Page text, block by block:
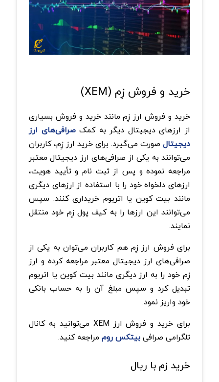
خرید و فروش زِم (XEM)
خرید و فروش ارز زِم مانند خرید و فروش بسیاری
از ارزهای دیجیتال دیگر به کمکصرافی‌های ارز
دیجیتال صورت می‌گیرد. برای خرید ارز زِم، کاربران
می‌توانند به یکی از صرافی‌های ارز دیجیتال معتبر
مراجعه نموده و پس از ثبت نام و تأیید هویت،
ارزهای دلخواه خود را با استفاده از ارزهای دیگری
مانند بیت کوین یا اتریوم خریداری کنند. سپس
می‌توانند این ارزها را به کیف پول زِم خود منتقل
نمایند.
برای فروش ارز زِم هم کاربران می‌توان به یکی از
صرافی‌های ارز دیجیتال معتبر مراجعه کرده و ارز
زِم خود را به ارز دیگری مانند بیت کوین یا اتریوم
تبدیل کرد و سپس مبلغ آن را به حساب بانکی
خود واریز نمود.
برای خرید و فروش ارز XEM می‌توانید به کانال
تلگرامی صرافیبیتکس روم مراجعه کنید.
خرید زم با ریال